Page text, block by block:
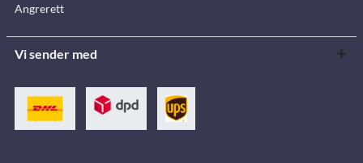
Angrerett
Vi sender med